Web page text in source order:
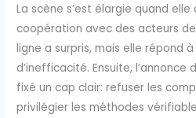
La scène s’est élargie quand
coopération avec des acteurs
ligne a surpris, mais elle répond
d’inefficacité. Ensuite, l’annonce
fixé un cap clair: refuser les
privilégier les méthodes